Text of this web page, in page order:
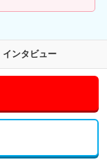
インタビュー